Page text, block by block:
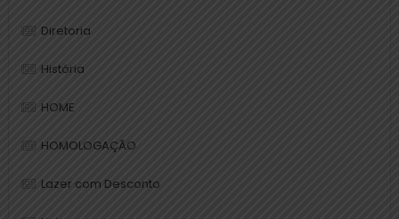
Diretoria
História
HOME
HOMOLOGAÇÃO
Lazer com Desconto